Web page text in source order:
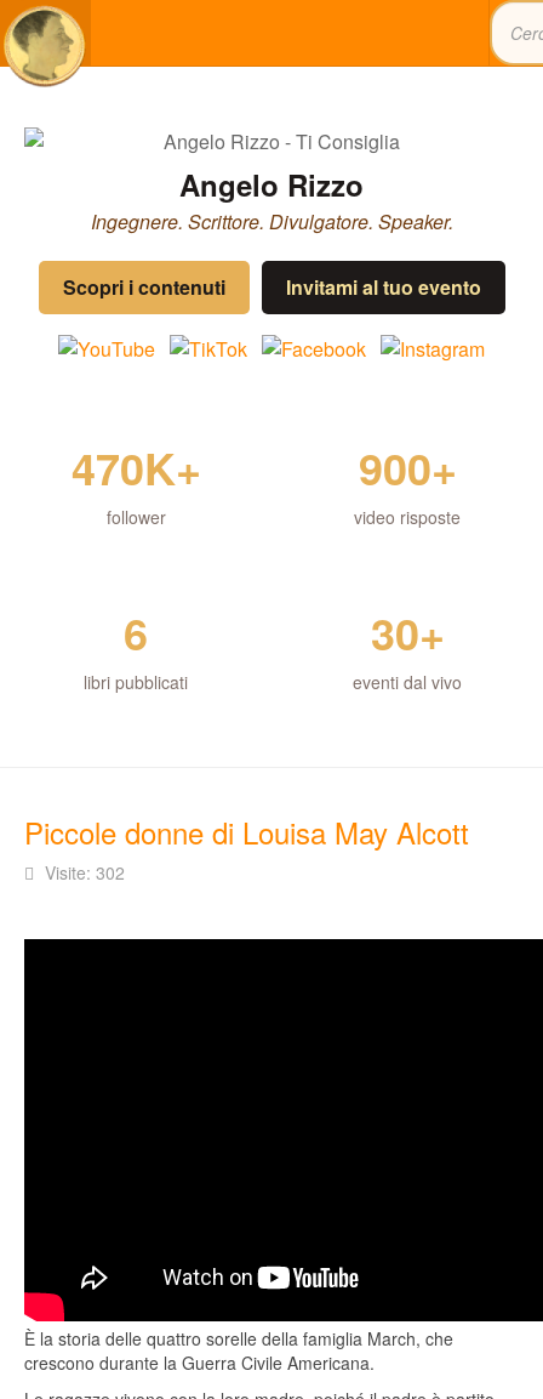
Angelo Rizzo
Ingegnere. Scrittore. Divulgatore. Speaker.
Scopri i contenuti Invitami al tuo evento
470K+
follower
900+
video risposte
6
libri pubblicati
30+
eventi dal vivo
Piccole donne di Louisa May Alcott
Visite: 302
È la storia delle quattro sorelle della famiglia March, che
crescono durante la Guerra Civile Americana.